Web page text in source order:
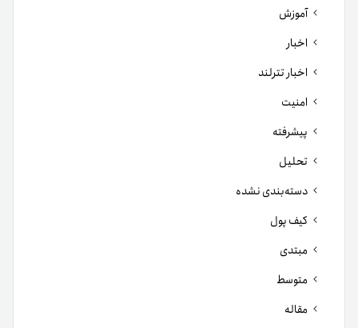
آموزش
اخبار
اخبار تترلند
امنیت
پیشرفته
تحلیل
دسته‌بندی نشده
کیف پول
مبتدی
متوسط
مقاله